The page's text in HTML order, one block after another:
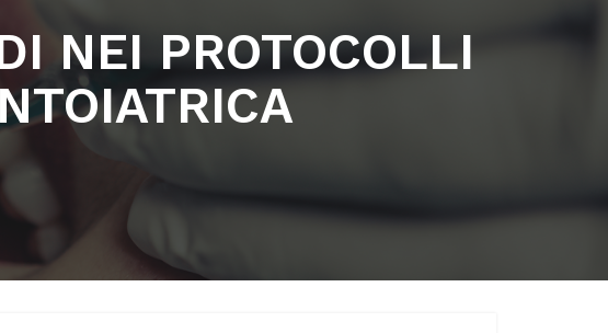
NEI PROTOCOLLI